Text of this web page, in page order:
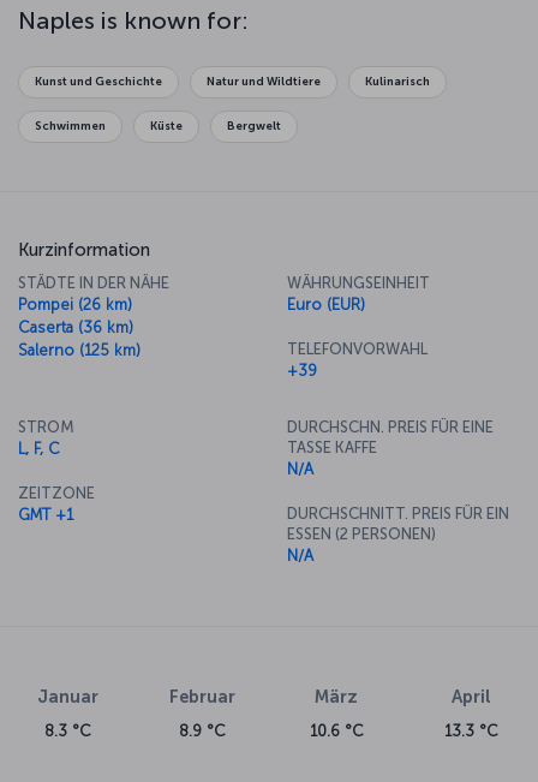
the most famous port cities in the Mediterranean region, and its
busy port is still used by ferries traveling to Sardinia, Sicily, the
Naples is known for:
Kunst und Geschichte Natur und Wildtiere Kulinarisch
Schwimmen Küste Bergwelt
Kurzinformation
STÄDTE IN DER NÄHE
Pompei (26 km)
Caserta (36 km)
Salerno (125 km)
WÄHRUNGSEINHEIT
Euro (EUR)
TELEFONVORWAHL
+39
STROM
L, F, C
ZEITZONE
GMT +1
DURCHSCHN. PREIS FÜR EINE
TASSE KAFFE
N/A
DURCHSCHNITT. PREIS FÜR EIN
ESSEN (2 PERSONEN)
N/A
Januar
8.3 °C
Februar
8.9 °C
März
10.6 °C
April
13.3 °C